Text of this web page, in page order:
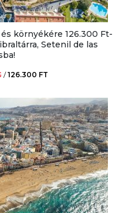
környékére 126.300 Ft-
Setenil de las
/126.300 FT